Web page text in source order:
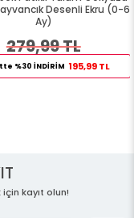
Desenli Ekru (0-6
Ay)
279,99 TL
%30 İNDİRİM 195,99 TL
kayıt olun!